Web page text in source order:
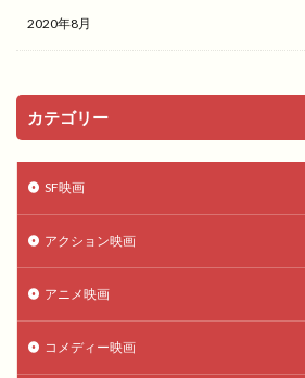
2020年8月
カテゴリー
SF映画
アクション映画
アニメ映画
コメディー映画